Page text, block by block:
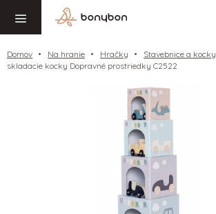
obsah
Domov Na hranie Hračky Stavebnice a kocky
skladacie kocky Dopravné prostriedky C2522